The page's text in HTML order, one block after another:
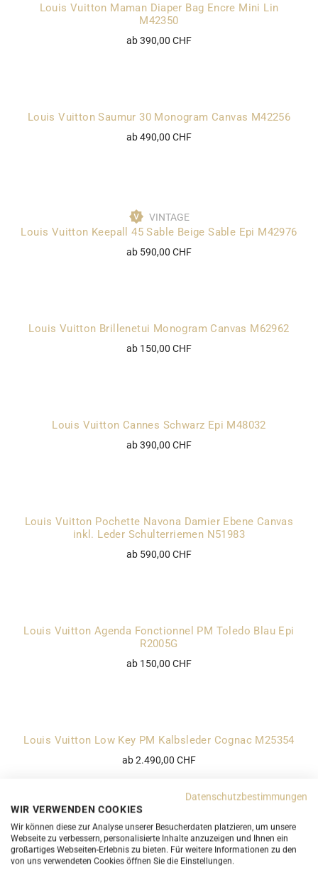
Louis Vuitton Maman Diaper Bag Encre Mini Lin
M42350
ab 390,00 CHF
Louis Vuitton Saumur 30 Monogram Canvas M42256
ab 490,00 CHF
VINTAGE
Louis Vuitton Keepall 45 Sable Beige Sable Epi M42976
ab 590,00 CHF
Louis Vuitton Brillenetui Monogram Canvas M62962
ab 150,00 CHF
Louis Vuitton Cannes Schwarz Epi M48032
ab 390,00 CHF
Louis Vuitton Pochette Navona Damier Ebene Canvas
inkl. Leder Schulterriemen N51983
ab 590,00 CHF
Louis Vuitton Agenda Fonctionnel PM Toledo Blau Epi
R2005G
ab 150,00 CHF
Louis Vuitton Low Key PM Kalbsleder Cognac M25354
ab 2.490,00 CHF
Louis Vuitton Alma PM Grün Epi M52144
ab 550,00 CHF
Datenschutzbestimmungen
WIR VERWENDEN COOKIES
Wir können diese zur Analyse unserer Besucherdaten platzieren, um unsere
Webseite zu verbessern, personalisierte Inhalte anzuzeigen und Ihnen ein
großartiges Webseiten-Erlebnis zu bieten. Für weitere Informationen zu den
von uns verwendeten Cookies öffnen Sie die Einstellungen.